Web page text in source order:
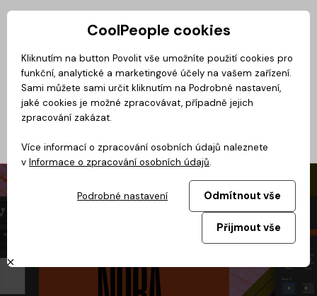
Privátní zóna
Magazín BusinessClass CoolMovie CoolDialog Podcast
CoolPeople cookies
Kliknutím na button Povolit vše umožníte použití cookies pro
funkční, analytické a marketingové účely na vašem zařízení.
Sami můžete sami určit kliknutím na Podrobné nastavení,
jaké cookies je možné zpracovávat, případně jejich
zpracování zakázat.
Více informací o zpracování osobních údajů naleznete
v Informace o zpracování osobních údajů.
Podrobné nastavení Odmítnout vše
Přijmout vše